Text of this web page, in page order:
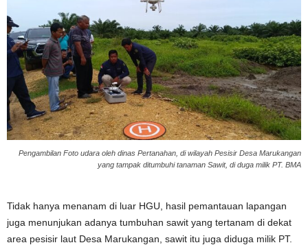
Pengambilan Foto udara oleh dinas Pertanahan, di wilayah Pesisir Desa Marukangan
yang tampak ditumbuhi tanaman Sawit, di duga milik PT. BMA
Tidak hanya menanam di luar HGU, hasil pemantauan lapangan
juga menunjukan adanya tumbuhan sawit yang tertanam di dekat
area pesisir laut Desa Marukangan, sawit itu juga diduga milik PT.